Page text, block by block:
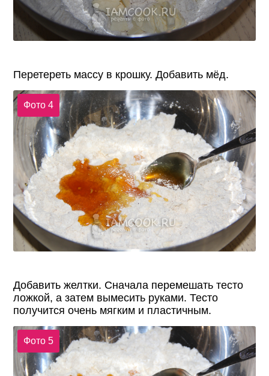
Перетереть массу в крошку. Добавить мёд.
Фото 4
Добавить желтки. Сначала перемешать тесто
ложкой, а затем вымесить руками. Тесто
получится очень мягким и пластичным.
Фото 5